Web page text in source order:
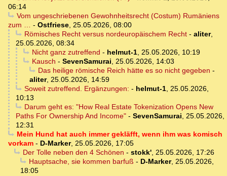
06:14
Vom ungeschriebenen Gewohnheitsrecht (Costum) Rumäniens
zum … - Ostfriese, 25.05.2026, 08:00
Römisches Recht versus nordeuropäischem Recht- aliter,
25.05.2026, 08:34
Nicht ganz zutreffend - helmut-1, 25.05.2026, 10:19
Kausch - SevenSamurai, 25.05.2026, 14:03
Das heilige römische Reich hätte es so nicht gegeben -
aliter, 25.05.2026, 14:59
Soweit zutreffend. Ergänzungen: - helmut-1, 25.05.2026,
10:13
Darum geht es: "How Real Estate Tokenization Opens New
Paths For Ownership And Income" - SevenSamurai, 25.05.2026,
12:31
Mein Hund hat auch immer gekläfft, wenn ihm was komisch
vorkam - D-Marker, 25.05.2026, 17:05
Der Tolle neben den 4 Schönen - stokk', 25.05.2026, 17:26
Hauptsache, sie kommen barfuß - D-Marker, 25.05.2026,
18:05